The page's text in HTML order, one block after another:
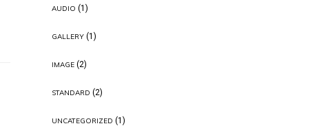
AUDIO (1)
GALLERY(1)
IMAGE(2)
STANDARD (2)
UNCATEGORIZED (1)